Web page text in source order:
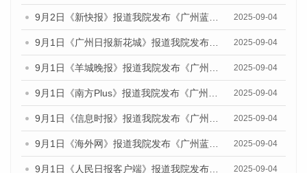
2025-09-04
2025-09-04
2025-09-04
2025-09-04
2025-09-04
2025-09-04
2025-09-04